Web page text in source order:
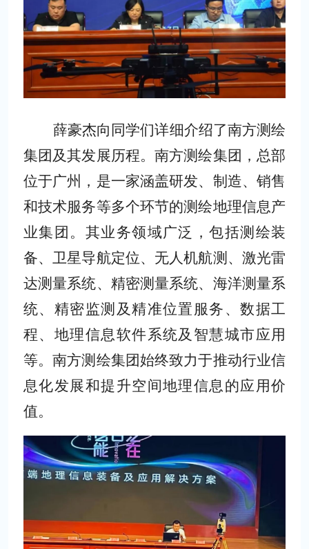
薛豪杰向同学们详细介绍了南方测绘
集团及其发展历程。南方测绘集团，总部
位于广州，是一家涵盖研发、制造、销售
和技术服务等多个环节的测绘地理信息产
业集团。其业务领域广泛，包括测绘装
备、卫星导航定位、无人机航测、激光雷
达测量系统、精密测量系统、海洋测量系
统、精密监测及精准位置服务、数据工
程、地理信息软件系统及智慧城市应用
等。南方测绘集团始终致力于推动行业信
息化发展和提升空间地理信息的应用价
值。